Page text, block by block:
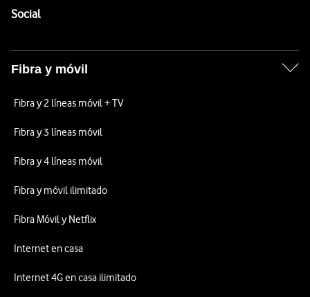
SocialEnlaces a las redes sociales de Vodafone
Fibra y móvil
Fibra y 2 líneas móvil + TV
Fibra y 3 líneas móvil
Fibra y 4 líneas móvil
Fibra y móvil ilimitado
Fibra Móvil y Netflix
Internet en casa
Internet 4G en casa ilimitado